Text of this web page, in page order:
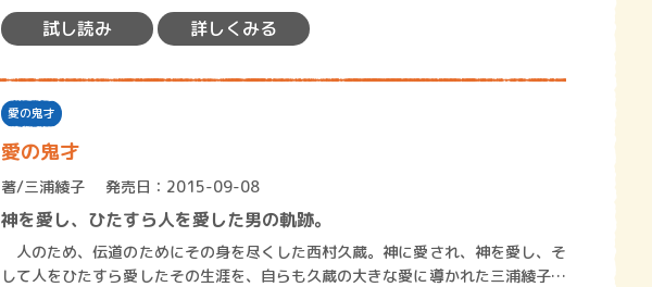
展初出品にもかかわらず協会賞を受賞。同…
試し読み 詳しくみる
愛の鬼才
愛の鬼才
著/三浦綾子 発売日：2015-09-08
神を愛し、ひたすら人を愛した男の軌跡。
人のため、伝道のためにその身を尽くした西村久蔵。神に愛され、神を愛し、そ
して人をひたすら愛したその生涯を、自らも久蔵の大きな愛に導かれた三浦綾子が
ロボット・イン・ザ・システム